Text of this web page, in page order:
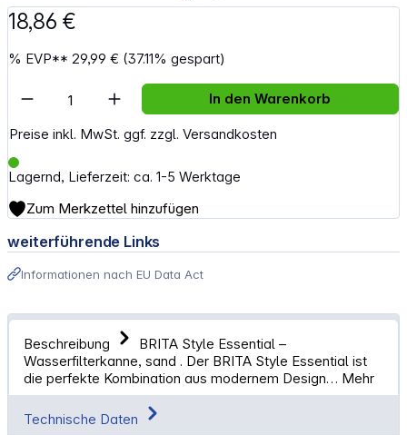
18,86 €
% EVP**29,99 € (37.11% gespart)
Preise inkl. MwSt. ggf. zzgl. Versandkosten
Lagernd, Lieferzeit: ca. 1-5 Werktage
Artikel Anzahl: Gib den gewünschten
In den Warenkorb
Zum Merkzettel hinzufügen
weiterführende Links
Informationen nach EU Data Act
Beschreibung
BRITA Style Essential –
Wasserfilterkanne, sand . Der BRITA Style Essential ist
die perfekte Kombination aus modernem Design… Mehr
Technische Daten